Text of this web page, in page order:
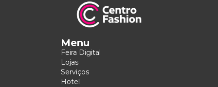
Menu
Feira Digital
Lojas
Serviços
Hotel